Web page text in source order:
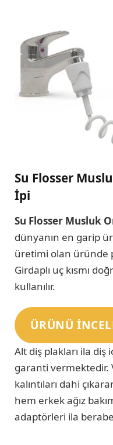
Su Flosser
İpi
Su Flosser Musluk
dünyanın en garip
üretimi olan üründe
Girdaplı uç kısmı
kullanılır.
ÜRÜNÜ
Alt diş plakları ila
garanti vermektedir.
kalıntıları dahi
hem erkek ağız
adaptörleri ila